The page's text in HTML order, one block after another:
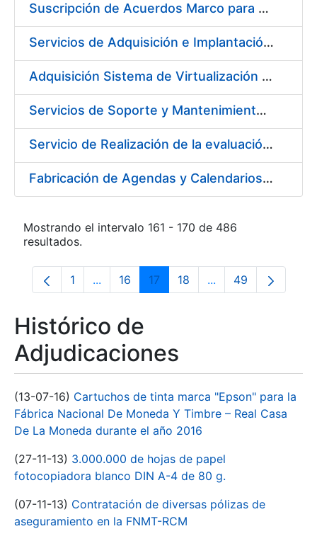
Suscripción de Acuerdos Marco para el Suministro de Equipos de Protección Individual (EPI’s)
Servicios de Adquisición e Implantación de un Sistema de Gestión Corporativa e Integrada de la Prevención de Riesgos Laborales
Adquisición Sistema de Virtualización VMWARE CERES
Servicios de Soporte y Mantenimiento de Licencias de Software y Help Desk de la Infraestructura de la Fábrica Nacional de Moneda y Timbre-Real Casa de la Moneda
Servicio de Realización de la evaluación de Riesgos Psicosociales y de salud laboral en los puestos de trabajo de la FNMT-RCM
Fabricación de Agendas y Calendarios para FNMT-RCM
Mostrando el intervalo 161 - 170 de 486
resultados.
Página
1 ...Páginas intermedias Use TAB para
Página
16 Página
17 Página
18 ...PáginasPágina
49
Histórico de
Adjudicaciones
(13-07-16) Cartuchos de tinta marca "Epson" para la
Fábrica Nacional De Moneda Y Timbre – Real Casa
De La Moneda durante el año 2016
(27-11-13) 3.000.000 de hojas de papel
fotocopiadora blanco DIN A-4 de 80 g.
(07-11-13) Contratación de diversas pólizas de
aseguramiento en la FNMT-RCM